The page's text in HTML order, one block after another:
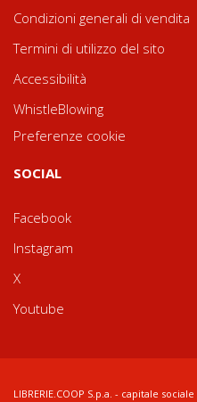
Condizioni generali di vendita
Termini di utilizzo del sito
Accessibilità
WhistleBlowing
Preferenze cookie
SOCIAL
Facebook
Instagram
X
Youtube
LIBRERIE.COOP S.p.a. - capitale